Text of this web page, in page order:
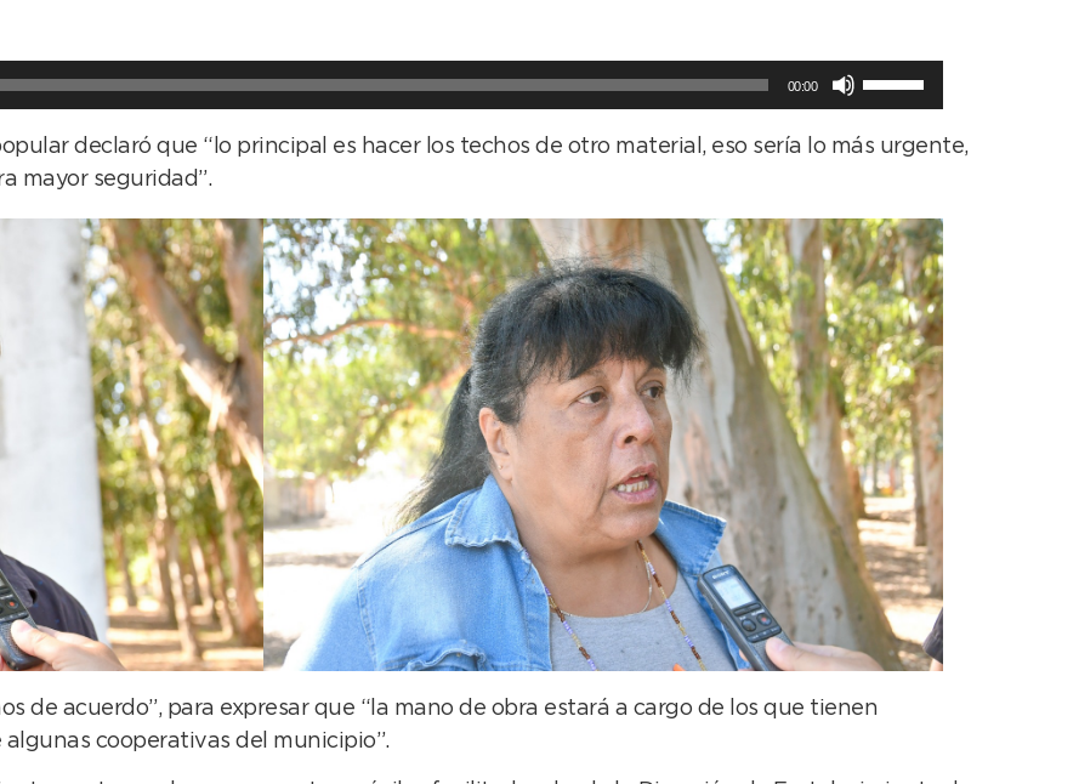
00:00
Utiliza
las
teclas
arriba/abajo
para
aumentar
o
disminuir
el
volumen.
declaró que “lo principal es hacer los techos de otro material, eso sería lo más urgente,
mayor seguridad”.
de acuerdo”, para expresar que “la mano de obra estará a cargo de los que tienen
cooperativas del municipio”.